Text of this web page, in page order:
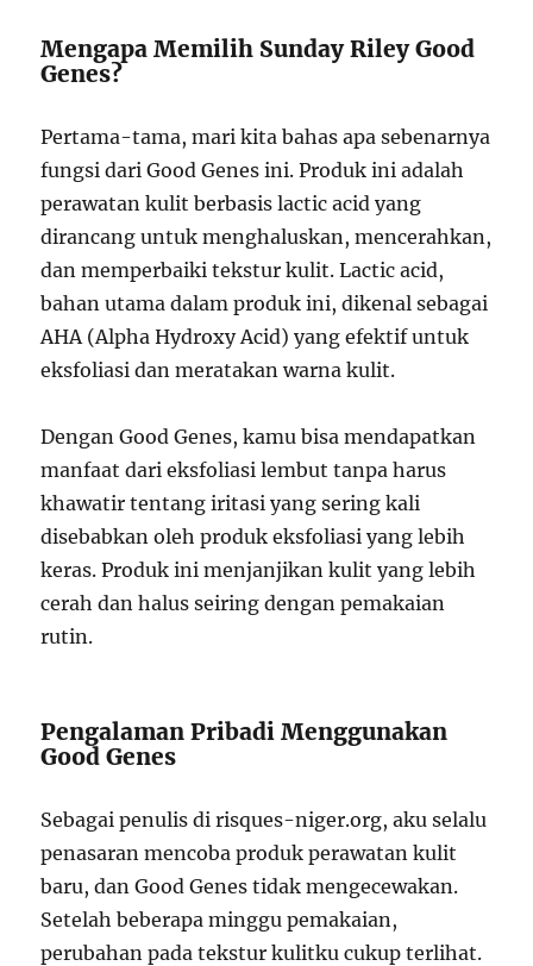
Mengapa Memilih Sunday Riley Good
Genes?
Pertama-tama, mari kita bahas apa sebenarnya
fungsi dari Good Genes ini. Produk ini adalah
perawatan kulit berbasis lactic acid yang
dirancang untuk menghaluskan, mencerahkan,
dan memperbaiki tekstur kulit. Lactic acid,
bahan utama dalam produk ini, dikenal sebagai
AHA (Alpha Hydroxy Acid) yang efektif untuk
eksfoliasi dan meratakan warna kulit.
Dengan Good Genes, kamu bisa mendapatkan
manfaat dari eksfoliasi lembut tanpa harus
khawatir tentang iritasi yang sering kali
disebabkan oleh produk eksfoliasi yang lebih
keras. Produk ini menjanjikan kulit yang lebih
cerah dan halus seiring dengan pemakaian
rutin.
Pengalaman Pribadi Menggunakan
Good Genes
Sebagai penulis di risques-niger.org, aku selalu
penasaran mencoba produk perawatan kulit
baru, dan Good Genes tidak mengecewakan.
Setelah beberapa minggu pemakaian,
perubahan pada tekstur kulitku cukup terlihat.